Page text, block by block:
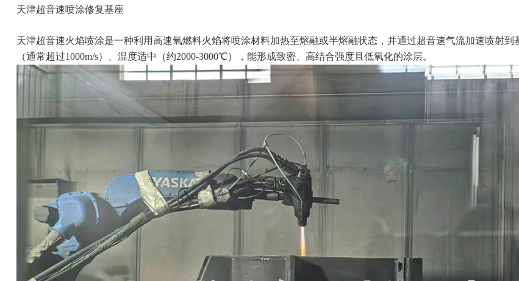
天津超音速喷涂修复基座
天津超音速火焰喷涂是一种利用高速氧燃料火焰将喷涂材料加热至熔融或半熔融状态，并通过超音速气流加速喷射
（通常超过1000m/s）、温度适中（约2000-3000℃），能形成致密、高结合强度且低氧化的涂层。